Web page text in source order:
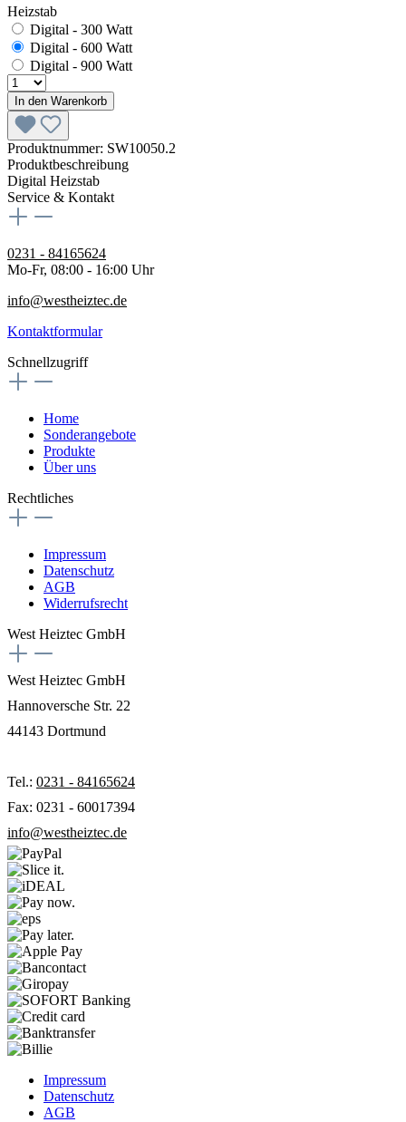
Heizstab
Digital - 300 Watt
Digital - 600 Watt
Digital - 900 Watt
In den Warenkorb
Produktnummer: SW10050.2
Produktbeschreibung
Digital Heizstab
Service & Kontakt
0231 - 84165624
Mo-Fr, 08:00 - 16:00 Uhr
info@westheiztec.de
Kontaktformular
Schnellzugriff
Home
Sonderangebote
Produkte
Über uns
Rechtliches
Impressum
Datenschutz
AGB
Widerrufsrecht
West Heiztec GmbH
West Heiztec GmbH
Hannoversche Str. 22
44143 Dortmund
Tel.: 0231 - 84165624
Fax: 0231 - 60017394
info@westheiztec.de
Impressum
Datenschutz
AGB